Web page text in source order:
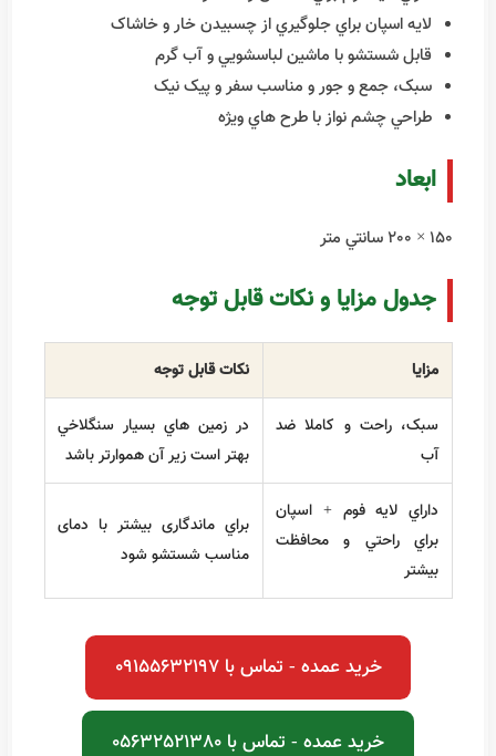
مزاياي محصول
جنس کرپ مقاوم و بادوام با بافت نرم و راحت
کاملاضد آبو مناسب استفاده روي زمين های نم دار
لايه اسپان براي جلوگيري از چسبيدن خار و خاشاک
سبک، جمع و جور و مناسب سفر و پيک نيک
طراحي چشم نواز با طرح هاي ويژه
ابعاد
150 × 200 سانتي متر
جدول مزايا و نکات قابل توجه
مزايا نکات قابل توجه
سبک، راحت و کاملا ضد
در زمين هاي بسيار سنگلاخي
بهتر است زير آن هموارتر باشد
داراي لايه فوم + اسپان
براي راحتي و محافظت
براي ماندگاری بيشتر با دمای
مناسب شستشو شود